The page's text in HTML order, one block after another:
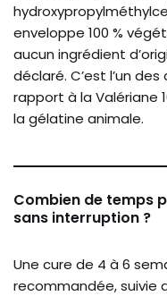
enveloppe 100 %
aucun ingrédient
déclaré. C’est l’un
rapport à la Valériane
la gélatine animale.
Combien de temps
sans interruption ?
Une cure de 4 à 6
recommandée, suivie